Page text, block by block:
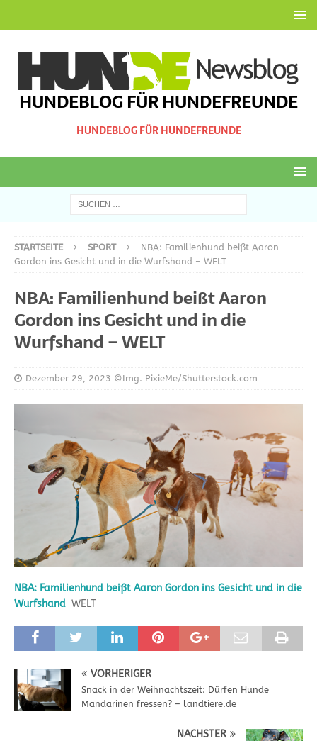
HUNDEBLOG FÜR HUNDEFREUNDE
HUNDEBLOG FÜR HUNDEFREUNDE
STARTSEITE SPORT
NBA: Familienhund beißt Aaron
Gordon ins Gesicht und in die Wurfshand – WELT
NBA: Familienhund beißt Aaron
Gordon ins Gesicht und in die
Wurfshand – WELT
Dezember 29, 2023 ©Img. PixieMe/Shutterstock.com
NBA: Familienhund beißt Aaron Gordon ins Gesicht und in die
Wurfshand WELT
VORHERIGER
Snack in der Weihnachtszeit: Dürfen Hunde
Mandarinen fressen? – landtiere.de
NÄCHSTER